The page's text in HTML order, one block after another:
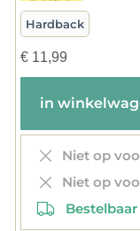
Hardback
€11,99
in
Niet op
Niet op
Bestelbaar